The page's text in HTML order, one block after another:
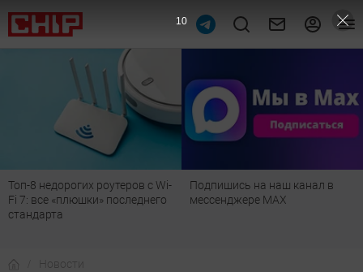
Топ-8 недорогих роутеров с Wi-
Fi 7: все «плюшки» последнего
стандарта
Подпишись на наш канал в
мессенджере МАХ
Новости
9